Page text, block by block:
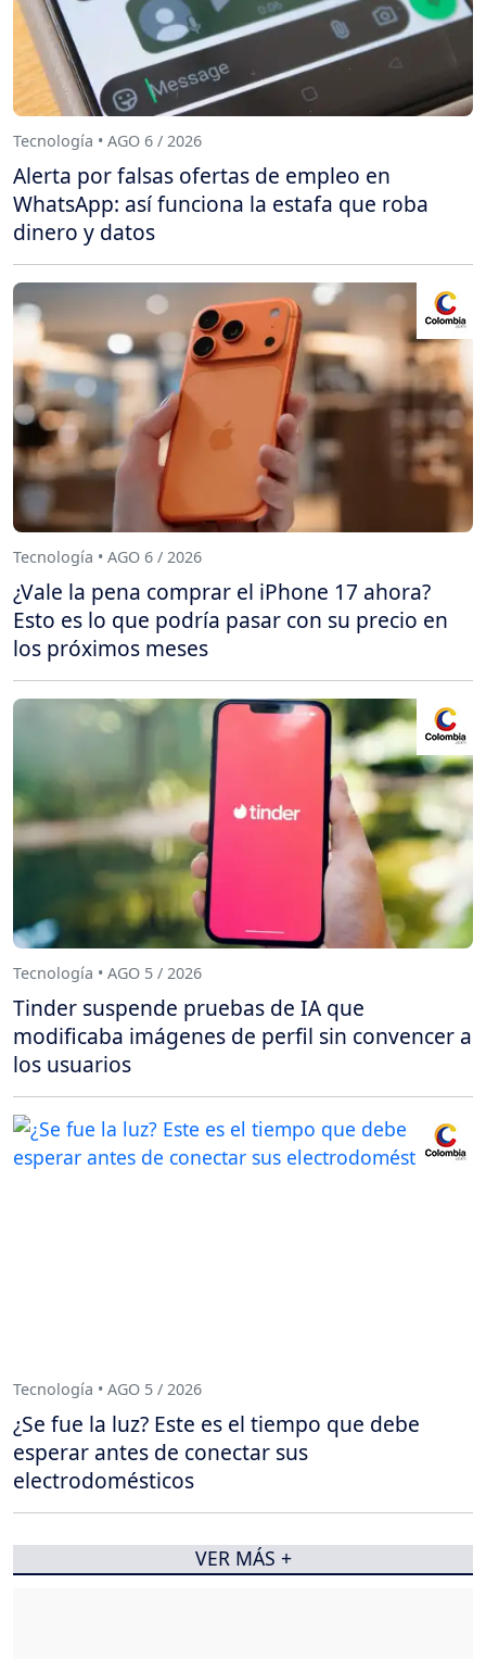
Tecnología • AGO 6 / 2026
Alerta por falsas ofertas de empleo en
WhatsApp: así funciona la estafa que roba
dinero y datos
Tecnología • AGO 6 / 2026
¿Vale la pena comprar el iPhone 17 ahora?
Esto es lo que podría pasar con su precio en
los próximos meses
Tecnología • AGO 5 / 2026
Tinder suspende pruebas de IA que
modificaba imágenes de perfil sin convencer a
los usuarios
Tecnología • AGO 5 / 2026
¿Se fue la luz? Este es el tiempo que debe
esperar antes de conectar sus
electrodomésticos
VER MÁS +